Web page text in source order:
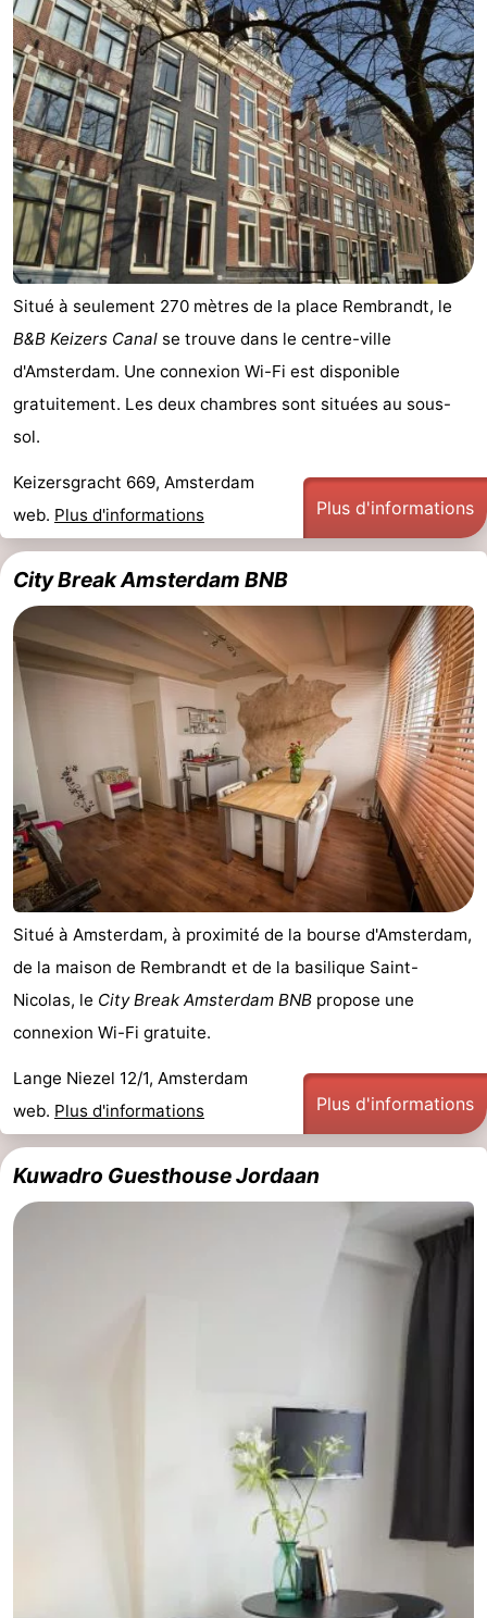
Situé à seulement 270 mètres de la place Rembrandt, le
B&B Keizers Canal se trouve dans le centre-ville
d'Amsterdam. Une connexion Wi-Fi est disponible
gratuitement. Les deux chambres sont situées au sous-
sol.
Keizersgracht 669, Amsterdam
web. Plus d'informations Plus d'informations
City Break Amsterdam BNB
Situé à Amsterdam, à proximité de la bourse d'Amsterdam,
de la maison de Rembrandt et de la basilique Saint-
Nicolas, le City Break Amsterdam BNB propose une
connexion Wi-Fi gratuite.
Lange Niezel 12/1, Amsterdam
web. Plus d'informations Plus d'informations
Kuwadro Guesthouse Jordaan